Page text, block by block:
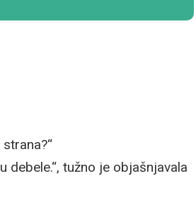
debele.“, tužno je objašnjavala